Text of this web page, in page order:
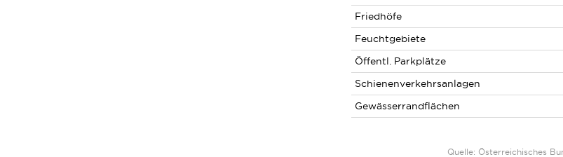
Friedhöfe
Feuchtgebiete
Öffentl. Parkplätze
Schienenverkehrsanlagen
Gewässerrandflächen
Quelle: Österreichisches